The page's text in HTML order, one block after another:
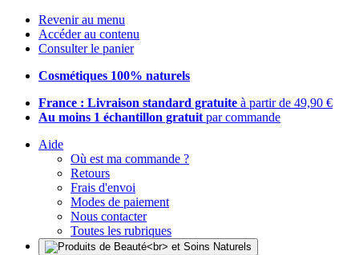
Revenir au menu
Accéder au contenu
Consulter le panier
Cosmétiques 100% naturels
France : Livraison standard gratuite à partir de 49,90 €
Au moins 1 échantillon gratuit par commande
Aide
Où est ma commande ?
Retours
Frais d'envoi
Modes de paiement
Nous contacter
Toutes les rubriques